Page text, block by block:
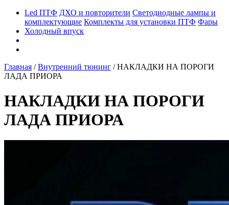
Led ПТФ ДХО и повторители Светодиодные лампы и
комплектующие Комплекты для установки ПТФ Фары
Холодный впуск
Главная /Внутренний тюнинг / НАКЛАДКИ НА ПОРОГИ
ЛАДА ПРИОРА
НАКЛАДКИ НА ПОРОГИ
ЛАДА ПРИОРА